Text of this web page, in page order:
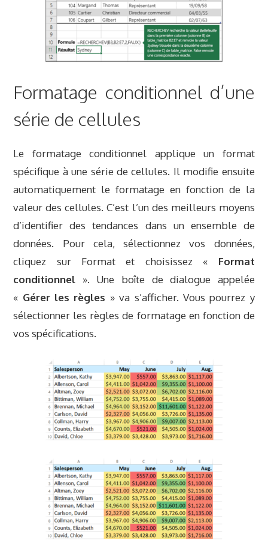
Formatage conditionnel d’une
série de cellules
Le formatage conditionnel applique un format
spécifique à une série de cellules. Il modifie ensuite
automatiquement le formatage en fonction de la
valeur des cellules. C’est l’un des meilleurs moyens
d’identifier des tendances dans un ensemble de
données. Pour cela, sélectionnez vos données,
cliquez sur Format et choisissez « Format
conditionnel ». Une boîte de dialogue appelée
« Gérer les règles » va s’afficher. Vous pourrez y
sélectionner les règles de formatage en fonction de
vos spécifications.